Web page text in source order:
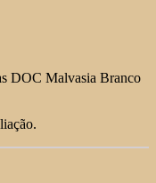
DOC Malvasia Branco